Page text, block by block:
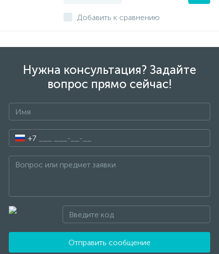
Добавить к сравнению
Нужна консультация? Задайте
вопрос прямо сейчас!
+7
Отправить сообщение